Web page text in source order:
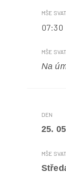
Na
25.